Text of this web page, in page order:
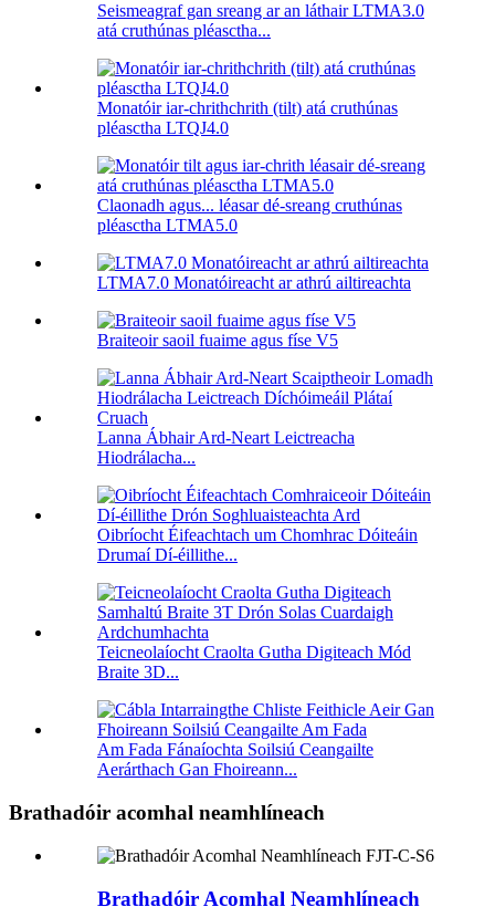
Seismeagraf gan sreang ar an láthair LTMA3.0
atá cruthúnas pléasctha...
Monatóir iar-chrithchrith (tilt) atá cruthúnas
pléasctha LTQJ4.0
Claonadh agus... léasar dé-sreang cruthúnas
pléasctha LTMA5.0
LTMA7.0 Monatóireacht ar athrú ailtireachta
Braiteoir saoil fuaime agus físe V5
Lanna Ábhair Ard-Neart Leictreacha
Hiodrálacha...
Oibríocht Éifeachtach um Chomhrac Dóiteáin
Drumaí Dí-éillithe...
Teicneolaíocht Craolta Gutha Digiteach Mód
Braite 3D...
Am Fada Fánaíochta Soilsiú Ceangailte
Aerárthach Gan Fhoireann...
Brathadóir acomhal neamhlíneach
Brathadóir Acomhal Neamhlíneach